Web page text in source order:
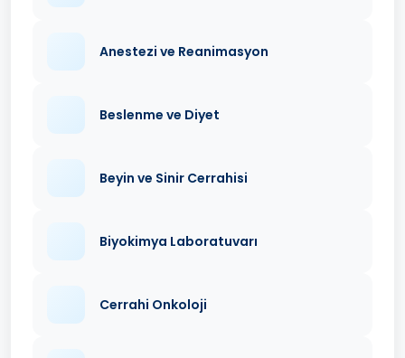
Anestezi ve Reanimasyon
Beslenme ve Diyet
Beyin ve Sinir Cerrahisi
Biyokimya Laboratuvarı
Cerrahi Onkoloji